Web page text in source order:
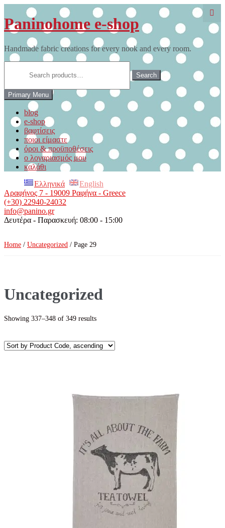
to
content
Paninohome e-shop
Handmade fabric creations for every nook and every room.
Search
Primary Menu
blog
e-shop
βαφτίσεις
ποιοι είμαστε
όροι & προϋποθέσεις
ο λογαριασμός μου
καλάθι
Ελληνικά
English
Αραφήνος 7 - 19009 Ραφήνα - Greece
(+30) 22940-24032
info@panino.gr
Δευτέρα - Παρασκευή: 08:00 - 15:00
Home / Uncategorized / Page 29
Uncategorized
Showing 337–348 of 349 results